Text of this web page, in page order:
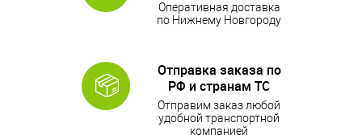
Оперативная доставка
по Нижнему Новгороду
Отправка заказа по
РФ и странам ТС
Отправим заказ любой
удобной транспортной
компанией